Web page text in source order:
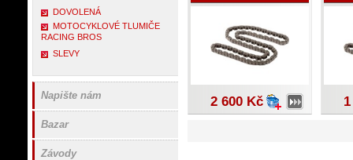
2 600 Kč
DOVOLENÁ
MOTOCYKLOVÉ TLUMIČE
RACING BROS
SLEVY
Napište nám
Bazar
Závody